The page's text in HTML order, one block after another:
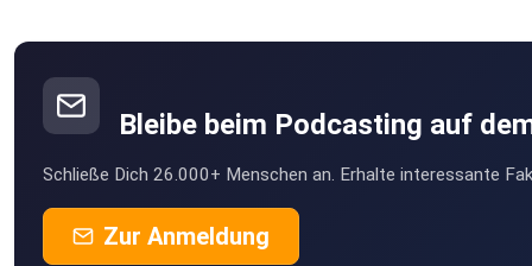
Bleibe beim Podcasting auf
Schließe Dich 26.000+ Menschen an. Erhalte interessante
Zur Anmeldung